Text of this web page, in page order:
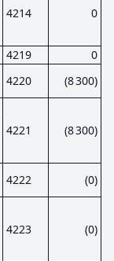
4214 0
4219
0
4220
(8 300)
4221 (8 300)
4222
(0)
4223 (0)